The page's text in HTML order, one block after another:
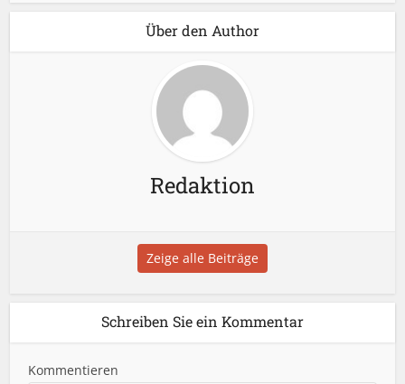
Über den Author
Redaktion
Zeige alle Beiträge
Schreiben Sie ein Kommentar
Kommentieren